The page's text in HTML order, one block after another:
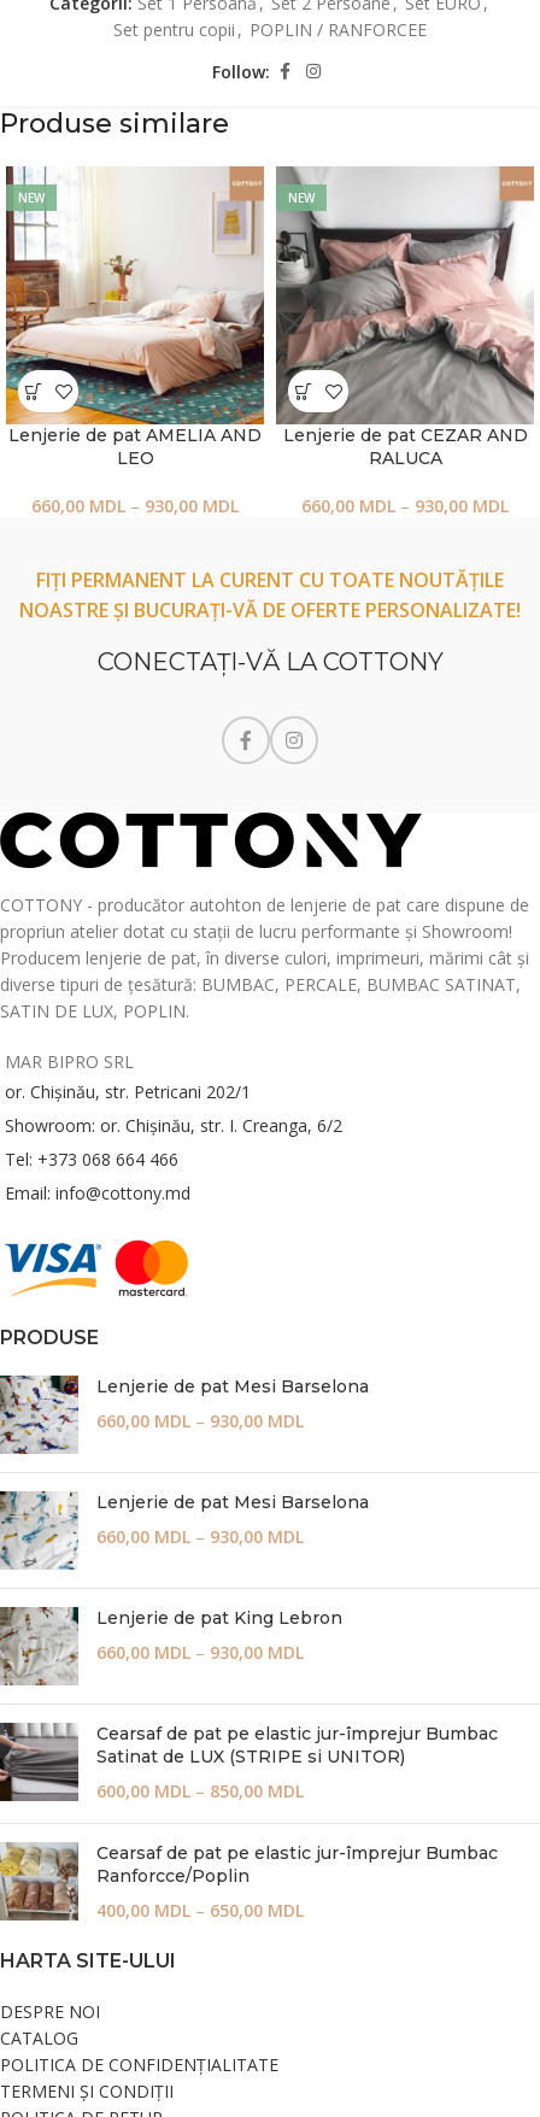
Set pentru copii , POPLIN / RANFORCEE
Follow:
Produse similare
NEW
Lenjerie de pat AMELIA AND
LEO
660,00 MDL – 930,00 MDL
NEW
Lenjerie de pat CEZAR AND
RALUCA
660,00 MDL – 930,00 MDL
FIȚI PERMANENT LA CURENT CU TOATE NOUTĂȚILE
NOASTRE ȘI BUCURAȚI-VĂ DE OFERTE PERSONALIZATE!
CONECTAŢI-VĂ LA COTTONY
COTTONY - producător autohton de lenjerie de pat care dispune de
propriun atelier dotat cu stații de lucru performante și Showroom!
Producem lenjerie de pat, în diverse culori, imprimeuri, mărimi cât și
diverse tipuri de țesătură: BUMBAC, PERCALE, BUMBAC SATINAT,
SATIN DE LUX, POPLIN.
MAR BIPRO SRL
or. Chișinău, str. Petricani 202/1
Showroom: or. Chișinău, str. I. Creanga, 6/2
Tel: +373 068 664 466
Email: info@cottony.md
PRODUSE
Lenjerie de pat Mesi Barselona
660,00 MDL – 930,00 MDL
Lenjerie de pat Mesi Barselona
660,00 MDL – 930,00 MDL
Lenjerie de pat King Lebron
660,00 MDL – 930,00 MDL
Cearsaf de pat pe elastic jur-împrejur Bumbac
Satinat de LUX (STRIPE si UNITOR)
600,00 MDL – 850,00 MDL
Cearsaf de pat pe elastic jur-împrejur Bumbac
Ranforcce/Poplin
400,00 MDL – 650,00 MDL
HARTA SITE-ULUI
DESPRE NOI
CATALOG
POLITICA DE CONFIDENȚIALITATE
TERMENI ȘI CONDIȚII